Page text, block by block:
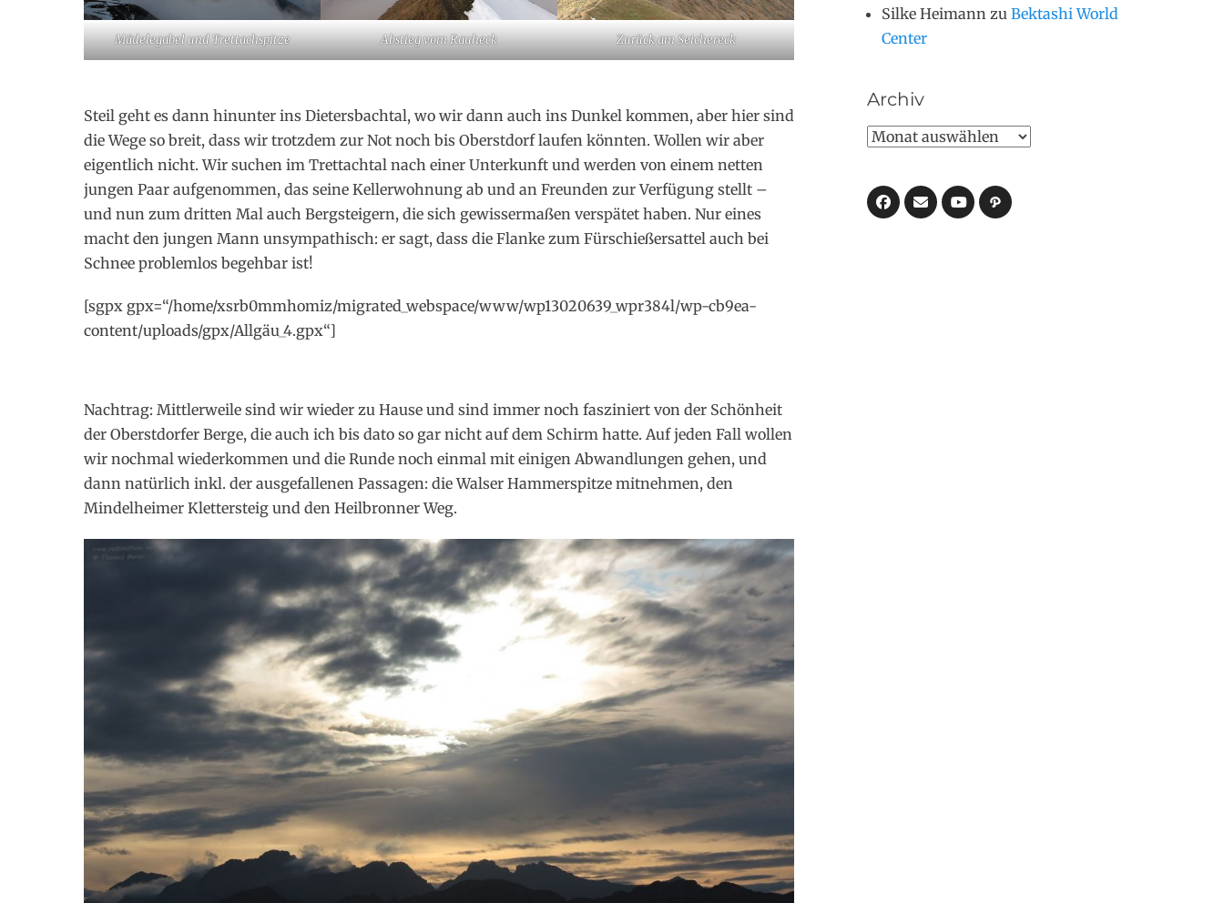
Mädelegabel und Trettachspitze Abstieg vom Rauheck Zurück am Seichereck
Steil geht es dann hinunter ins Dietersbachtal, wo wir dann auch ins Dunkel kommen, aber hier sind
die Wege so breit, dass wir trotzdem zur Not noch bis Oberstdorf laufen könnten. Wollen wir aber
eigentlich nicht. Wir suchen im Trettachtal nach einer Unterkunft und werden von einem netten
jungen Paar aufgenommen, das seine Kellerwohnung ab und an Freunden zur Verfügung stellt –
und nun zum dritten Mal auch Bergsteigern, die sich gewissermaßen verspätet haben. Nur eines
macht den jungen Mann unsympathisch: er sagt, dass die Flanke zum Fürschießersattel auch bei
Schnee problemlos begehbar ist!
[sgpx gpx=“/home/xsrb0mmhomiz/migrated_webspace/www/wp13020639_wpr384l/wp-cb9ea-
content/uploads/gpx/Allgäu_4.gpx“]
Nachtrag: Mittlerweile sind wir wieder zu Hause und sind immer noch fasziniert von der Schönheit
der Oberstdorfer Berge, die auch ich bis dato so gar nicht auf dem Schirm hatte. Auf jeden Fall wollen
wir nochmal wiederkommen und die Runde noch einmal mit einigen Abwandlungen gehen, und
dann natürlich inkl. der ausgefallenen Passagen: die Walser Hammerspitze mitnehmen, den
Mindelheimer Klettersteig und den Heilbronner Weg.
Silke Heimann zu Bektashi World
Center
Archiv
Archiv
Facebook
E-
MailYouTube
Pfad